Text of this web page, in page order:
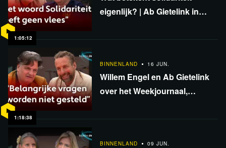
1:05:12
eigenlijk? | Ab Gietelink in
1:18:38
BINNENLAND 16 JUN.
Willem Engel en Ab Gietelink
over het Weekjournaal,
BINNENLAND 09 JUN.